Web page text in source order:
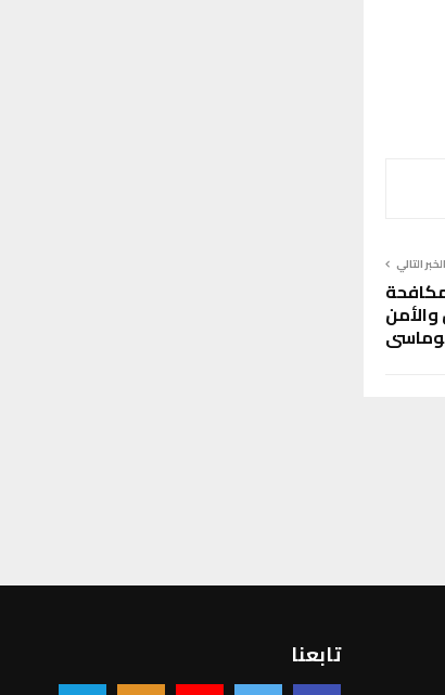
الخبر التالي
تابعنا